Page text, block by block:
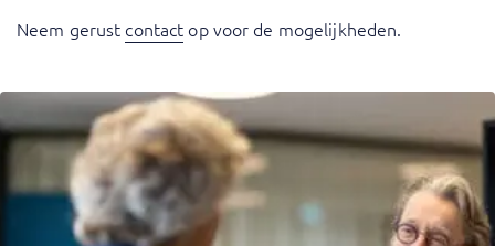
Neem gerust contact op voor de mogelijkheden.